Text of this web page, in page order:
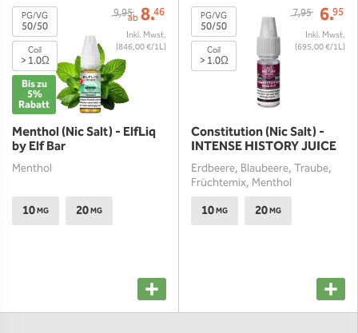
ab
9,95 8.46
(846,00 €/1L)
PG/VG
50/50
Coil
> 1.0Ω
Bis zu
5%
Rabatt
Menthol (Nic Salt) - ElfLiq
by Elf Bar
Menthol
10MG 20MG
7,95 6.95
(695,00 €/1L)
PG/VG
50/50
Coil
> 1.0Ω
Constitution (Nic Salt) -
INTENSE HISTORY JUICE
Erdbeere, Blaubeere, Traube,
Früchtemix, Menthol
10MG 20MG